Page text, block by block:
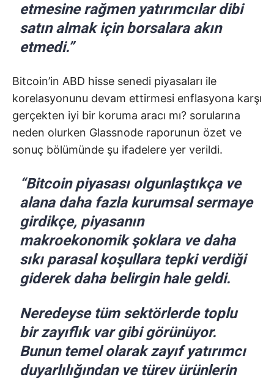
etmesine rağmen yatırımcılar dibi
satın almak için borsalara akın
etmedi.”
Bitcoin’in ABD hisse senedi piyasaları ile
korelasyonunu devam ettirmesi enflasyona karşı
gerçekten iyi bir koruma aracı mı? sorularına
neden olurken Glassnode raporunun özet ve
sonuç bölümünde şu ifadelere yer verildi.
“Bitcoin piyasası olgunlaştıkça ve
alana daha fazla kurumsal sermaye
girdikçe, piyasanın
makroekonomik şoklara ve daha
sıkı parasal koşullara tepki verdiği
giderek daha belirgin hale geldi.
Neredeyse tüm sektörlerde toplu
bir zayıflık var gibi görünüyor.
Bunun temel olarak zayıf yatırımcı
duyarlılığından ve türev ürünlerin